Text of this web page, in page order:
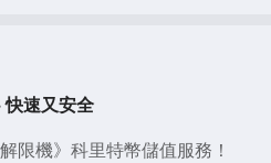
速又安全
限機》科里特幣儲值服務！